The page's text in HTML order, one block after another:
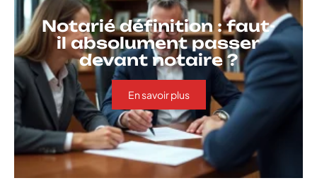
Notarié définition : faut-
il absolument passer
devant notaire ?
En savoir plus